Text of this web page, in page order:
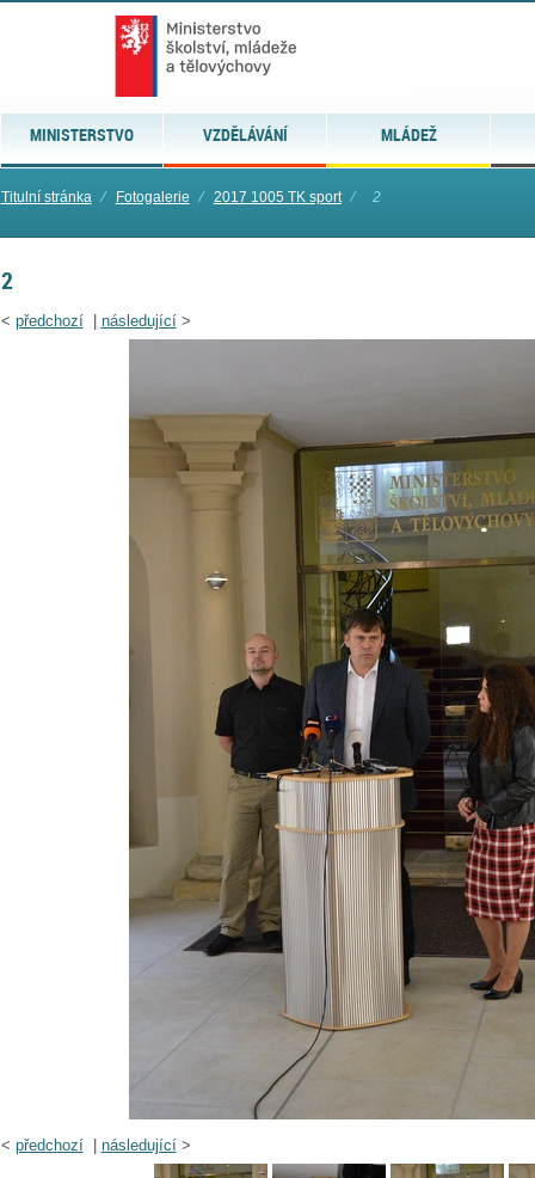
MINISTERSTVO VZDĚLÁVÁNÍ MLÁDEŽ
Titulní stránka ⁄ Fotogalerie ⁄ 2017 1005 TK sport ⁄ 2
2
< předchozí| následující>
< předchozí| následující>